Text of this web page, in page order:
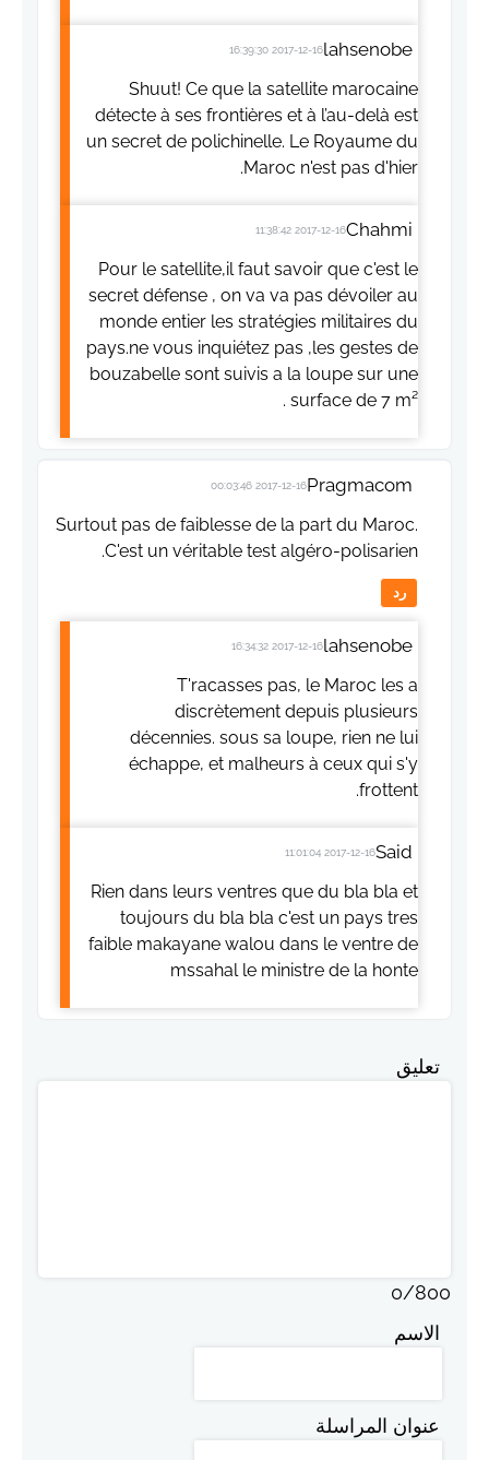
lahsenobe
2017-12-16 16:39:30
Shuut! Ce que la satellite marocaine
détecte à ses frontières et à l’au-delà est
un secret de polichinelle. Le Royaume du
Maroc n'est pas d'hier.
Chahmi
2017-12-16 11:38:42
Pour le satellite,il faut savoir que c'est le
secret défense , on va va pas dévoiler au
monde entier les stratégies militaires du
pays.ne vous inquiétez pas ,les gestes de
bouzabelle sont suivis a la loupe sur une
surface de 7 m² .
Pragmacom
2017-12-16 00:03:46
Surtout pas de faiblesse de la part du Maroc.
C'est un véritable test algéro-polisarien.
رد
lahsenobe
2017-12-16 16:34:32
T'racasses pas, le Maroc les a
discrètement depuis plusieurs
décennies. sous sa loupe, rien ne lui
échappe, et malheurs à ceux qui s'y
frottent.
Said
2017-12-16 11:01:04
Rien dans leurs ventres que du bla bla et
toujours du bla bla c'est un pays tres
faible makayane walou dans le ventre de
mssahal le ministre de la honte
تعليق
0/800
الاسم
عنوان المراسلة